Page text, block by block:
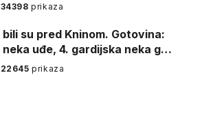
prikaza
Gotovina:
neka uđe, 4. gardijska neka g…
prikaza